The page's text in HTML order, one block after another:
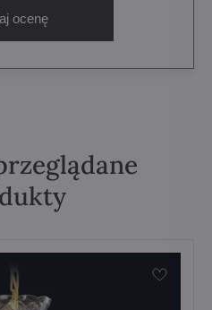
ocenę